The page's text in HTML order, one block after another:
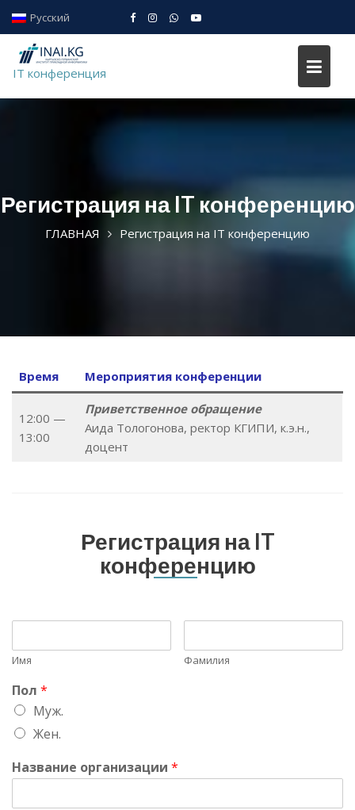
content
IT конференция
Регистрация на IT конференцию
ГЛАВНАЯ Регистрация на IT конференцию
Время Мероприятия конференции
12:00 —
13:00
Приветственное обращение
Аида Тологонова, ректор КГИПИ, к.э.н.,
доцент
Регистрация на IT
конференцию
Имя Фамилия
Пол *
Муж.
Жен.
Название организации *
Русский